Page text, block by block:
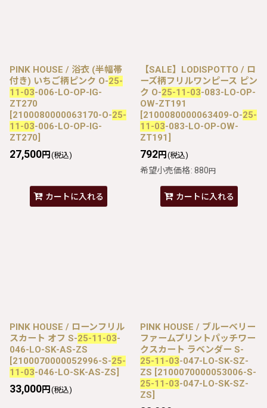
PINK HOUSE / 浴衣 (半幅帯
付き) いちご柄ピンク O-25-
11-03-006-LO-OP-IG-
ZT270
[2100080000063170-O-25-
11-03-006-LO-OP-IG-
ZT270]
27,500円 (税込)
カートに入れる
【SALE】LODISPOTTO / ロ
ーズ柄フリルワンピース ピン
ク O-25-11-03-083-LO-OP-
OW-ZT191
[2100080000063409-O-25-
11-03-083-LO-OP-OW-
ZT191 ]
792円 (税込)
希望小売価格: 880円
カートに入れる
PINK HOUSE / ローンフリル
スカート オフ S-25-11-03-
046-LO-SK-AS-ZS
[2100070000052996-S-25-
11-03-046-LO-SK-AS-ZS]
33,000円 (税込)
PINK HOUSE / ブルーベリー
ファームプリントパッチワー
クスカート ラベンダー S-
25-11-03-047-LO-SK-SZ-
ZS [2100070000053006-S-
25-11-03-047-LO-SK-SZ-
ZS]